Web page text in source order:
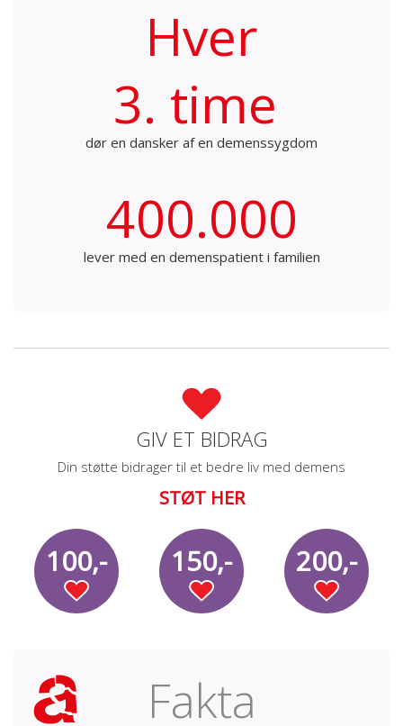
Hver
3. time
dør en dansker af en demenssygdom
400.000
lever med en demenspatient i familien
GIV ET BIDRAG
Din støtte bidrager til et bedre liv med demens
STØT HER
100,- 150,- 200,-
Fakta